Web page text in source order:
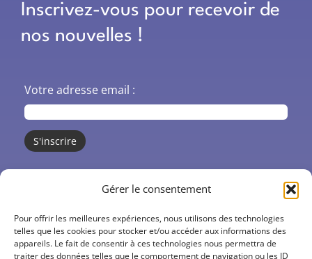
Gérer le consentement
Pour offrir les meilleures expériences, nous utilisons des technologies
telles que les cookies pour stocker et/ou accéder aux informations des
appareils. Le fait de consentir à ces technologies nous permettra de
traiter des données telles que le comportement de navigation ou les ID
Inscrivez-vous pour recevoir de
nos nouvelles !
Votre adresse email :
CO’santé
Centres de santé
Actions